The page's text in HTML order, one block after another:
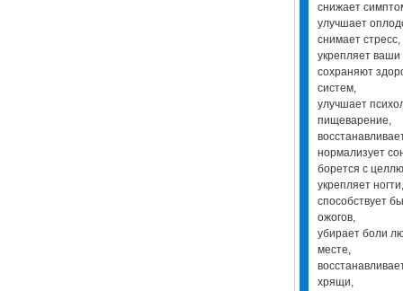
снижает
улучшает
снимает стресс,
укрепляет
сохраняют
систем,
улучшает
пищеварение,
нормализует
борется с
укрепляет
способствует
ожогов,
убирает боли
месте,
хрящи,